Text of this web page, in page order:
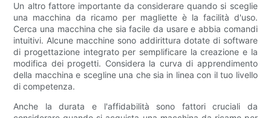
Un altro fattore importante da considerare quando si sceglie
una macchina da ricamo per magliette è la facilità d'uso.
Cerca una macchina che sia facile da usare e abbia comandi
intuitivi. Alcune macchine sono addirittura dotate di software
di progettazione integrato per semplificare la creazione e la
modifica dei progetti. Considera la curva di apprendimento
della macchina e scegline una che sia in linea con il tuo livello
di competenza.
Anche la durata e l'affidabilità sono fattori cruciali da